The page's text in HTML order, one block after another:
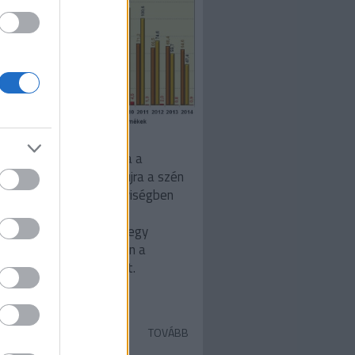
Sáfián Fanni2013 óta a
fűtőelemek utána újra a szén
(energia)mennyiségben
energiahordozó
átvéve az egy
sikertörténete után a
a vezető szerepet.
TOVÁBB